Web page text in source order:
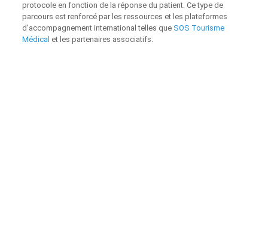
protocole en fonction de la réponse du patient. Ce type de
parcours est renforcé par les ressources et les plateformes
d’accompagnement international telles que SOS Tourisme
Médical et les partenaires associatifs.